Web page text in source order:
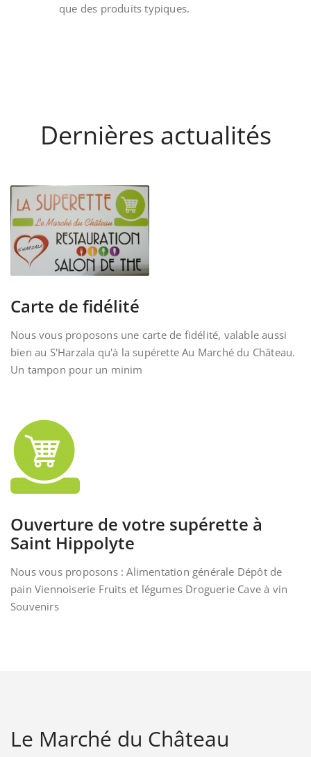
que des produits typiques.
Dernières actualités
Carte de fidélité
Nous vous proposons une carte de fidélité, valable aussi
bien au S'Harzala qu'à la supérette Au Marché du Château.
Un tampon pour un minim
Ouverture de votre supérette à
Saint Hippolyte
Nous vous proposons : Alimentation générale Dépôt de
pain Viennoiserie Fruits et légumes Droguerie Cave à vin
Souvenirs
Le Marché du Château